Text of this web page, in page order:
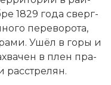
1829 года сверг­
пе­ре­во­ро­та,
Ушёл в го­ры и
в плен пра­